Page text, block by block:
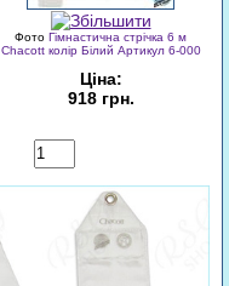
Фото Гімнастична стрічка 6 м
Chacott колір Білий Артикул 6-000
Ціна:
918 грн.